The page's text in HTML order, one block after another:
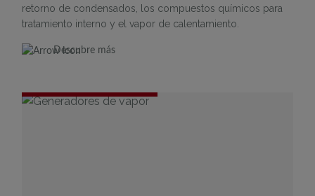
retorno de condensados, los compuestos químicos para
tratamiento interno y el vapor de calentamiento.
Descubre más